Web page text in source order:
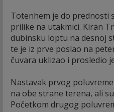
Totenhem je do prednosti
prilike na utakmici. Kiran
dubinsku loptu na desnoj
te je iz prve poslao na
čuvara uklizao i prosledio
Nastavak prvog
na obe strane terena, ali
Početkom drugog